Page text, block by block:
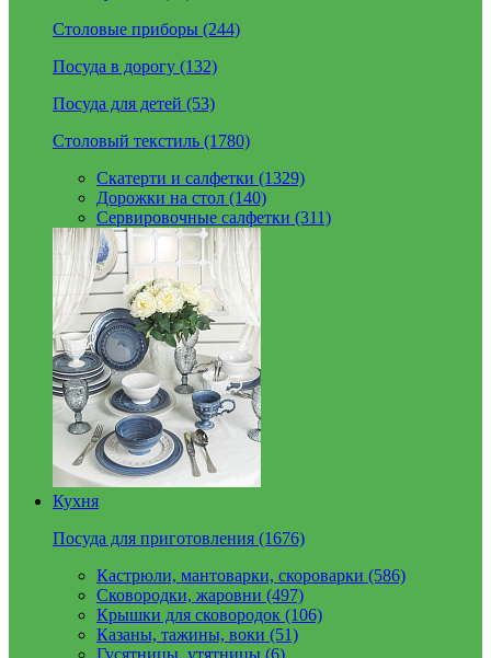
Столовые приборы (244)
Посуда в дорогу (132)
Посуда для детей (53)
Столовый текстиль (1780)
Скатерти и салфетки (1329)
Дорожки на стол (140)
Сервировочные салфетки (311)
Кухня
Посуда для приготовления (1676)
Кастрюли, мантоварки, скороварки (586)
Сковородки, жаровни (497)
Крышки для сковородок (106)
Казаны, тажины, воки (51)
Гусятницы, утятницы (6)